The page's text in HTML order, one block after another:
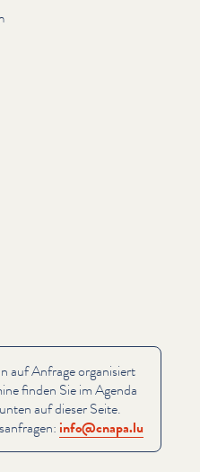
auf Anfrage organisiert
finden Sie im Agenda
auf dieser Seite.
info@​cnapa.​lu